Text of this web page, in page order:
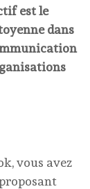
est le
dans
vous avez